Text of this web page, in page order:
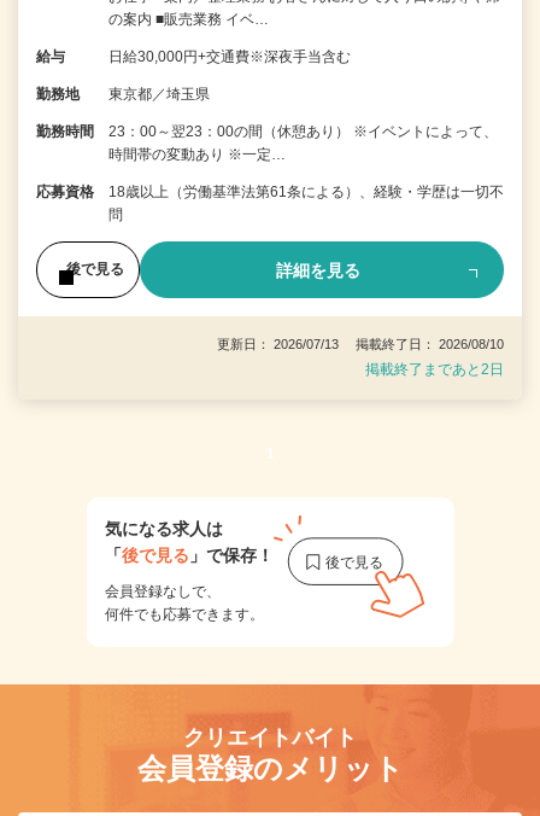
の案内 ■販売業務 イベ…
給与 日給30,000円+交通費※深夜手当含む
勤務地 東京都／埼玉県
勤務時間
23：00～翌23：00の間（休憩あり） ※イベントによって、
時間帯の変動あり ※一定…
応募資格
18歳以上（労働基準法第61条による）、経験・学歴は一切不
問
後で見る 詳細を見る
更新日： 2026/07/13 掲載終了日： 2026/08/10
掲載終了まであと2日
1
気になる求人は
「後で見る 」で保存！
会員登録なしで、
何件でも応募できます。
クリエイトバイト
会員登録のメリット